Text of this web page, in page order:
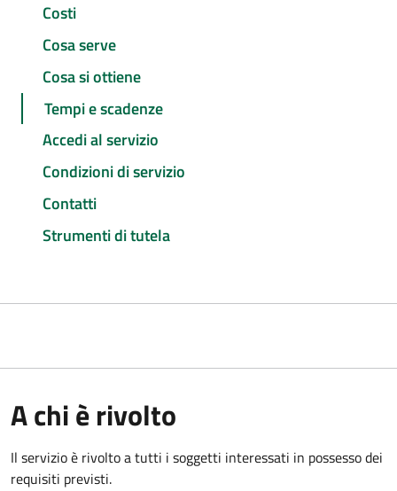
Costi
Cosa serve
Cosa si ottiene
Tempi e scadenze
Accedi al servizio
Condizioni di servizio
Contatti
Strumenti di tutela
A chi è rivolto
Il servizio è rivolto a tutti i soggetti interessati in possesso dei
requisiti previsti.